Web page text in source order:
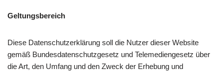
Geltungsbereich
Diese Datenschutzerklärung soll die Nutzer dieser Website
gemäß Bundesdatenschutzgesetz und Telemediengesetz über
die Art, den Umfang und den Zweck der Erhebung und